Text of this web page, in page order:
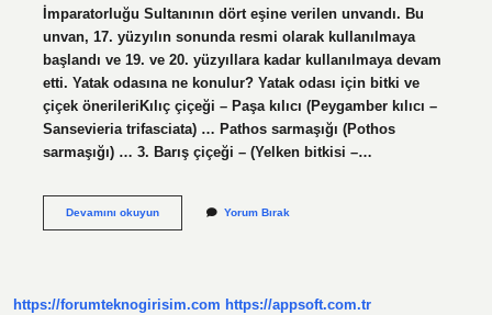
İmparatorluğu Sultanının dört eşine verilen unvandı. Bu
unvan, 17. yüzyılın sonunda resmi olarak kullanılmaya
başlandı ve 19. ve 20. yüzyıllara kadar kullanılmaya devam
etti. Yatak odasına ne konulur? Yatak odası için bitki ve
çiçek önerileriKılıç çiçeği – Paşa kılıcı (Peygamber kılıcı –
Sansevieria trifasciata) … Pathos sarmaşığı (Pothos
sarmaşığı) … 3. Barış çiçeği – (Yelken bitkisi –…
Devamını okuyunPadişahın
Yorum Bırak
https://forumteknogirisim.com https://appsoft.com.tr